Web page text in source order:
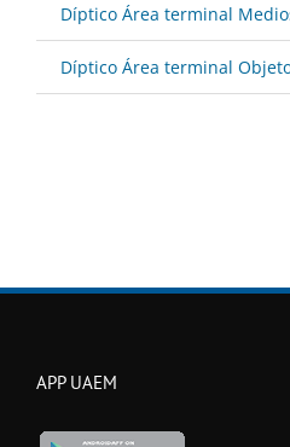
Díptico Área terminal
Díptico Área terminal
APP UAEM